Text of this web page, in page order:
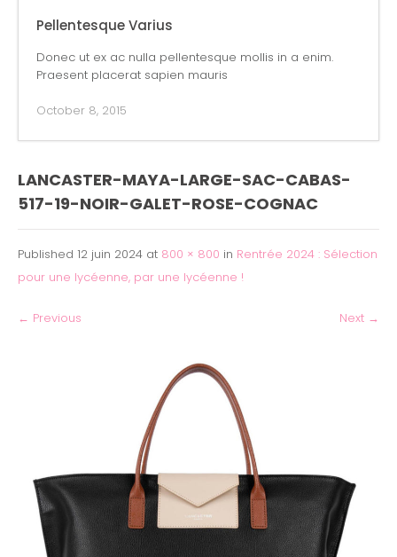
Pellentesque Varius
Donec ut ex ac nulla pellentesque mollis in a enim.
Praesent placerat sapien mauris
October 8, 2015
LANCASTER-MAYA-LARGE-SAC-CABAS-
517-19-NOIR-GALET-ROSE-COGNAC
Published 12 juin 2024 at 800 × 800 in Rentrée 2024 : Sélection
pour une lycéenne, par une lycéenne !
← Previous Next →